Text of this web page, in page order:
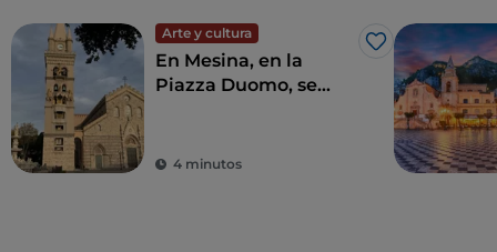
Arte y cultura
Me gusta
En Mesina, en la
Piazza Duomo, se
grande y complejo del
4 minutos